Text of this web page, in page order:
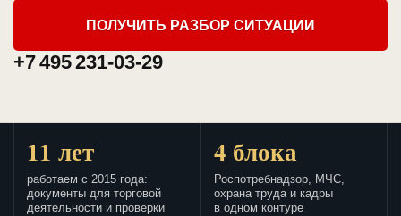
ПОЛУЧИТЬ РАЗБОР СИТУАЦИИ
+7 495 231-03-29
11 лет
работаем с 2015 года:
документы для торговой
деятельности и проверки
4 блока
Роспотребнадзор, МЧС,
охрана труда и кадры
в одном контуре